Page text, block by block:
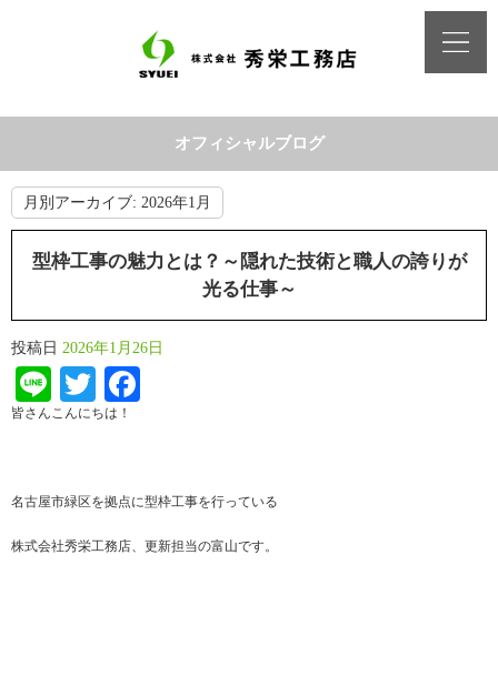
オフィシャルブログ
月別アーカイブ: 2026年1月
型枠工事の魅力とは？～隠れた技術と職人の誇りが
光る仕事～
投稿日 2026年1月26日
LineTwitter
皆さんこんにちは！
名古屋市緑区を拠点に型枠工事を行っている
株式会社秀栄工務店、更新担当の富山です。